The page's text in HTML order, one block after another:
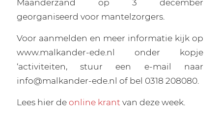
Maanderzand op 3 december
georganiseerd voor mantelzorgers.
Voor aanmelden en meer informatie kijk op
www.malkander-ede.nl onder kopje
‘activiteiten, stuur een e-mail naar
info@malkander-ede.nl of bel 0318 208080.
Lees hier deonline krant van deze week.